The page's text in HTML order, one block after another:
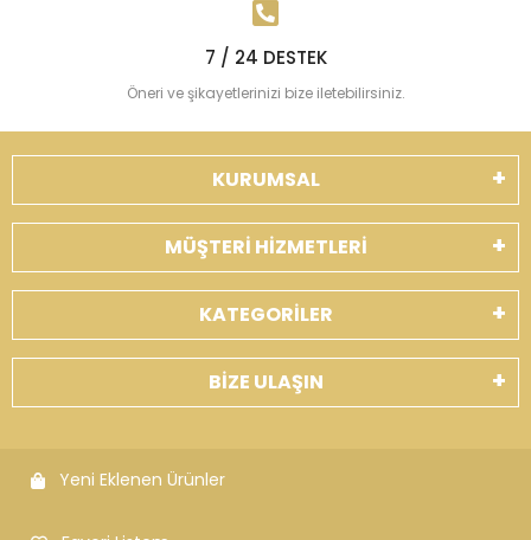
7 / 24 DESTEK
Öneri ve şikayetlerinizi bize iletebilirsiniz.
KURUMSAL
MÜŞTERİ HİZMETLERİ
KATEGORİLER
BİZE ULAŞIN
Yeni Eklenen Ürünler